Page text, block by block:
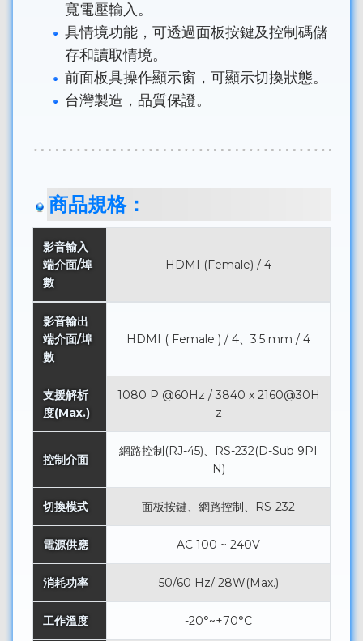
寬電壓輸入。
具情境功能，可透過面板按鍵及控制碼儲
存和讀取情境。
前面板具操作顯示窗，可顯示切換狀態。
台灣製造，品質保證。
商品規格：
影音輸入
端介面/埠
數
HDMI (Female) / 4
影音輸出
端介面/埠
數
HDMI ( Female ) / 4、3.5 mm / 4
支援解析
度(Max.)
1080 P @60Hz / 3840 x 2160@30H
z
控制介面
網路控制(RJ-45)、RS-232(D-Sub 9PI
N)
切換模式 面板按鍵、網路控制、RS-232
電源供應 AC 100 ~ 240V
消耗功率 50/60 Hz/ 28W(Max.)
工作溫度 -20°~+70°C